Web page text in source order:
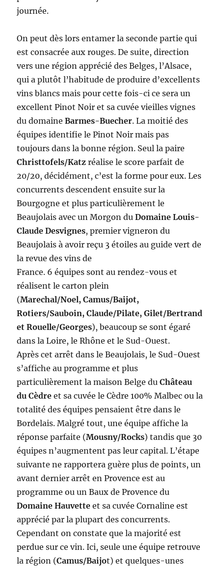
journée.
On peut dès lors entamer la seconde partie qui
est consacrée aux rouges. De suite, direction
vers une région apprécié des Belges, l’Alsace,
qui a plutôt l’habitude de produire d’excellents
vins blancs mais pour cette fois-ci ce sera un
excellent Pinot Noir et sa cuvée vieilles vignes
du domaineBarmes-Buecher. La moitié des
équipes identifie le Pinot Noir mais pas
toujours dans la bonne région. Seul la paire
Christtofels/Katz réalise le score parfait de
20/20, décidément, c’est la forme pour eux. Les
concurrents descendent ensuite sur la
Bourgogne et plus particulièrement le
Beaujolais avec un Morgon duDomaine Louis-
Claude Desvignes, premier vigneron du
Beaujolais à avoir reçu 3 étoiles au guide vert de
la revue des vins de
France. 6 équipes sont au rendez-vous et
réalisent le carton plein
(Marechal/Noel, Camus/Baijot,
Rotiers/Sauboin, Claude/Pilate, Gilet/Bertrand
et Rouelle/Georges), beaucoup se sont égaré
dans la Loire, le Rhône et le Sud-Ouest.
Après cet arrêt dans le Beaujolais, le Sud-Ouest
s’affiche au programme et plus
particulièrement la maison Belge duChâteau
du Cèdre et sa cuvée le Cèdre 100% Malbec ou la
totalité des équipes pensaient être dans le
Bordelais. Malgré tout, une équipe affiche la
réponse parfaite (Mousny/Rocks) tandis que 30
équipes n’augmentent pas leur capital. L’étape
suivante ne rapportera guère plus de points, un
avant dernier arrêt en Provence est au
programme ou un Baux de Provence du
Domaine Hauvette et sa cuvée Cornaline est
apprécié par la plupart des concurrents.
Cependant on constate que la majorité est
perdue sur ce vin. Ici, seule une équipe retrouve
la région (Camus/Baijot) et quelques-unes